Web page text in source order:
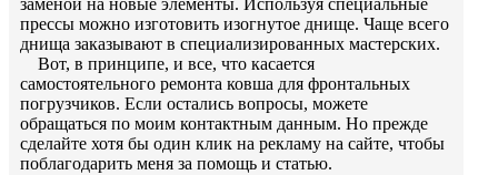
прессы можно изготовить изогнутое днище. Чаще всего
днища заказывают в специализированных мастерских.
Вот, в принципе, и все, что касается
самостоятельного ремонта ковша для фронтальных
погрузчиков. Если остались вопросы, можете
обращаться по моим контактным данным. Но прежде
сделайте хотя бы один клик на рекламу на сайте, чтобы
поблагодарить меня за помощь и статью.